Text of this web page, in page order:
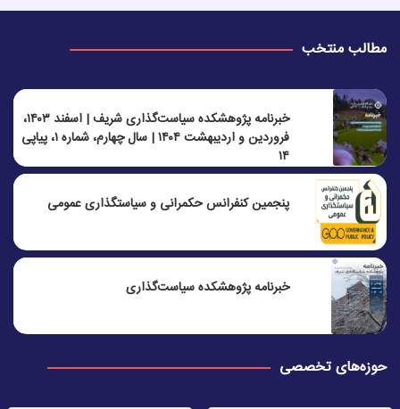
مطالب منتخب
خبرنامه پژوهشکده سیاست‌گذاری شریف | اسفند ۱۴۰۳،
فروردین و اردیبهشت ۱۴۰۴ | سال چهارم، شماره ۱، پیاپی
۱۴
پنجمين كنفرانس حكمرانی و سياستگذاری عمومی
خبرنامه پژوهشکده سیاست‌گذاری
حوزه‌های تخصصی